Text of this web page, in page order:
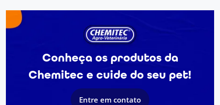
Conheça os produtos da
Chemitec e cuide do seu pet!
Entre em contato